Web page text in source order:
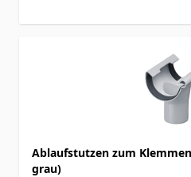
Ablaufstutzen zum
grau)